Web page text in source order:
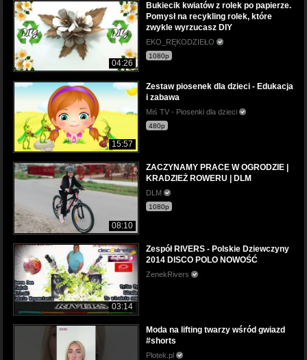
04:26
Bukiecik kwiatów z rolek po papierze.
Pomysł na recykling rolek, które
zwykle wyrzucasz DIY
EKO_RĘKODZIEŁO
1080p
15:57
Zestaw piosenek dla dzieci - Edukacja
i zabawa
Miś TV - Piosenki dla dzieci
480p
08:10
ZACZYNAMY PRACE W OGRODZIE |
KRADZIEŻ ROWERU | DLM
DLM
1080p
03:14
Zespół RIVERS - Polskie Dziewczyny
2014 DISCO POLO NOWOŚĆ
ZenekRivers
Moda na lifting twarzy wśród gwiazd
#shorts
Plotek.pl